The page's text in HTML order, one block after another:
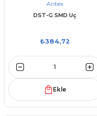
Antex
DST-G SMD Uç
₺384,72
Ekle